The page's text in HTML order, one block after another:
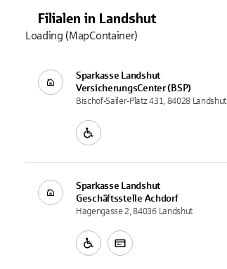
Filialen in Landshut
Sparkasse Landshut
VersicherungsCenter(BSP)
Bischof-Sailer-Platz 431, 84028 Landshut
Sparkasse Landshut
Geschäftsstelle Achdorf
Hagengasse 2, 84036 Landshut
Loading (MapContainer)